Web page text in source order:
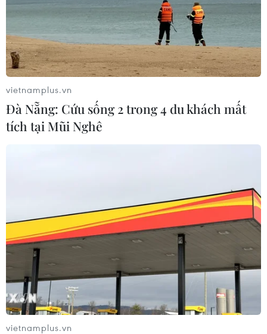
vietnamplus.vn
Đà Nẵng: Cứu sống 2 trong 4 du khách mất
tích tại Mũi Nghê
vietnamplus.vn